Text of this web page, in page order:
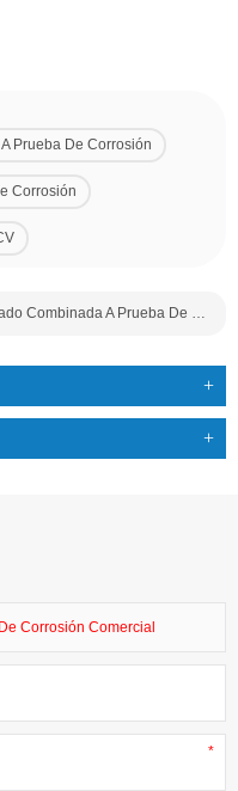
Prueba De Corrosión
Corrosión
Unidad De Aire Acondicionado Combinada A Prueba De Corrosión
Corrosión Comercial